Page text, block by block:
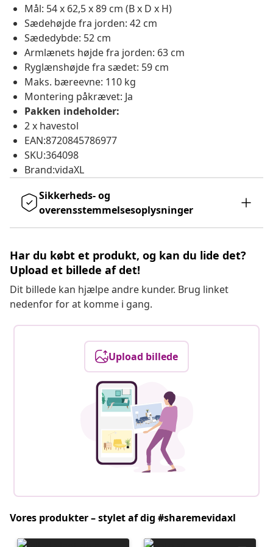
Mål: 54 x 62,5 x 89 cm (B x D x H)
Sædehøjde fra jorden: 42 cm
Sædedybde: 52 cm
Armlænets højde fra jorden: 63 cm
Ryglænshøjde fra sædet: 59 cm
Maks. bæreevne: 110 kg
Montering påkrævet: Ja
Pakken indeholder:
2 x havestol
EAN:8720845786977
SKU:364098
Brand:vidaXL
Sikkerheds- og
overensstemmelsesoplysninger
Har du købt et produkt, og kan du lide det?
Upload et billede af det!
Dit billede kan hjælpe andre kunder. Brug linket
nedenfor for at komme i gang.
Upload billede
Vores produkter – stylet af dig #sharemevidaxl